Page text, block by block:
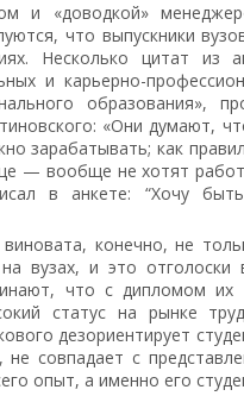
и «доводкой»
что выпускники
Несколько цитат из
и карьерно-
образования»,
«Они думают,
зарабатывать; как
— вообще не хотят
в анкете: “Хочу
конечно, не
вузах, и это
что с дипломом их
статус на рынке
дезориентирует
совпадает с
опыт, а именно его